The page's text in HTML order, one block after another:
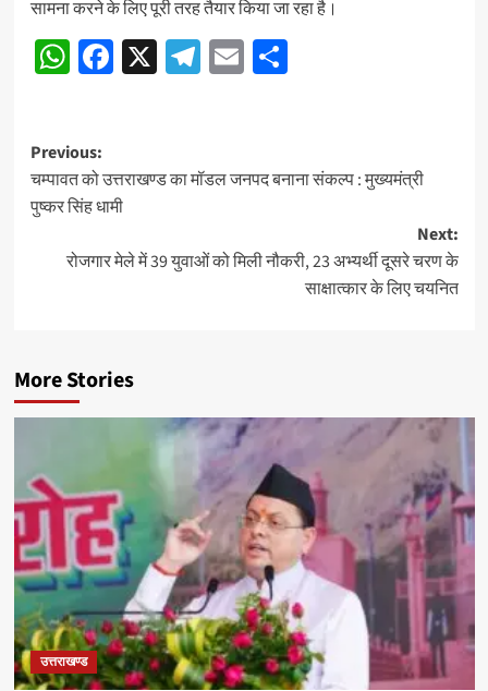
सामना करने के लिए पूरी तरह तैयार किया जा रहा है।
WhatsApp
Facebook
X Telegram
EmailShare
Post
navigation
Previous:
चम्पावत को उत्तराखण्ड का मॉडल जनपद बनाना संकल्प : मुख्यमंत्री
पुष्कर सिंह धामी
Next:
रोजगार मेले में 39 युवाओं को मिली नौकरी, 23 अभ्यर्थी दूसरे चरण के
साक्षात्कार के लिए चयनित
More Stories
उत्तराखण्ड